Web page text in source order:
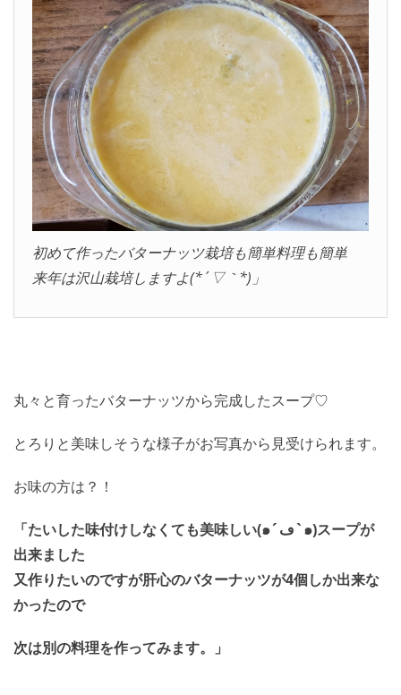
初めて作ったバターナッツ栽培も簡単料理も簡単
来年は沢山栽培しますよ(*´▽｀*)」
丸々と育ったバターナッツから完成したスープ♡
とろりと美味しそうな様子がお写真から見受けられます。
お味の方は？！
「たいした味付けしなくても美味しい(๑´ڡ`๑)スープが
出来ました
又作りたいのですが肝心のバターナッツが4個しか出来な
かったので
次は別の料理を作ってみます。」